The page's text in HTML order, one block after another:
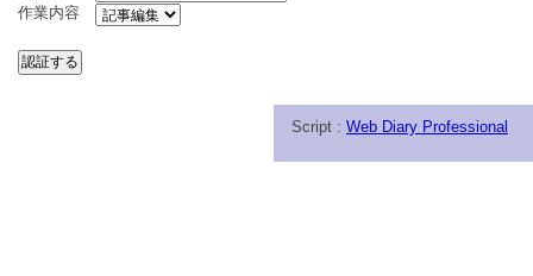
作業内容
Script : Web Diary Professional